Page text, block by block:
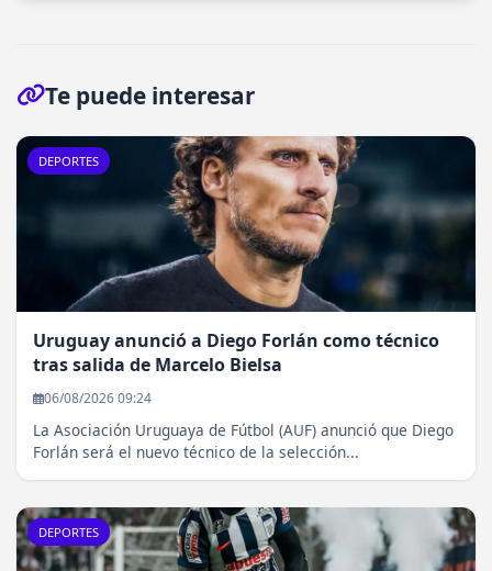
Te puede interesar
DEPORTES
Uruguay anunció a Diego Forlán como técnico
tras salida de Marcelo Bielsa
06/08/2026 09:24
La Asociación Uruguaya de Fútbol (AUF) anunció que Diego
Forlán será el nuevo técnico de la selección...
DEPORTES